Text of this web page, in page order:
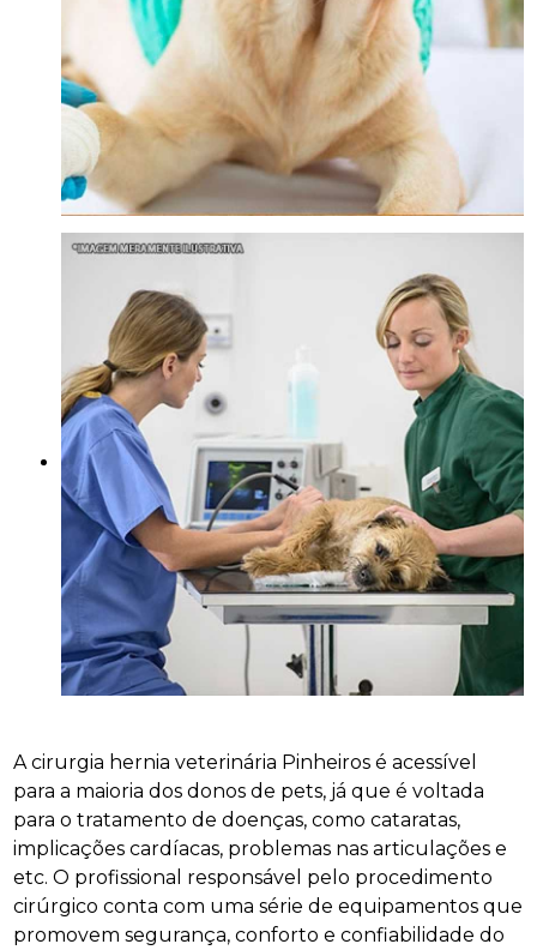
A cirurgia hernia veterinária Pinheiros é acessível
para a maioria dos donos de pets, já que é voltada
para o tratamento de doenças, como cataratas,
implicações cardíacas, problemas nas articulações e
etc. O profissional responsável pelo procedimento
cirúrgico conta com uma série de equipamentos que
promovem segurança, conforto e confiabilidade do